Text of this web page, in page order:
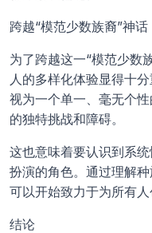
跨越“模范少数族裔”神话
为了跨越这一“模范少数
人的多样化体验显得十
视为一个单一、毫无个
的独特挑战和障碍。
这也意味着要认识到系
扮演的角色。通过理解
可以开始致力于为所有
结论